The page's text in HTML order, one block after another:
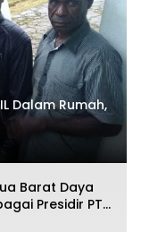
Dalam Rumah,
Barat Daya
Presidir PT